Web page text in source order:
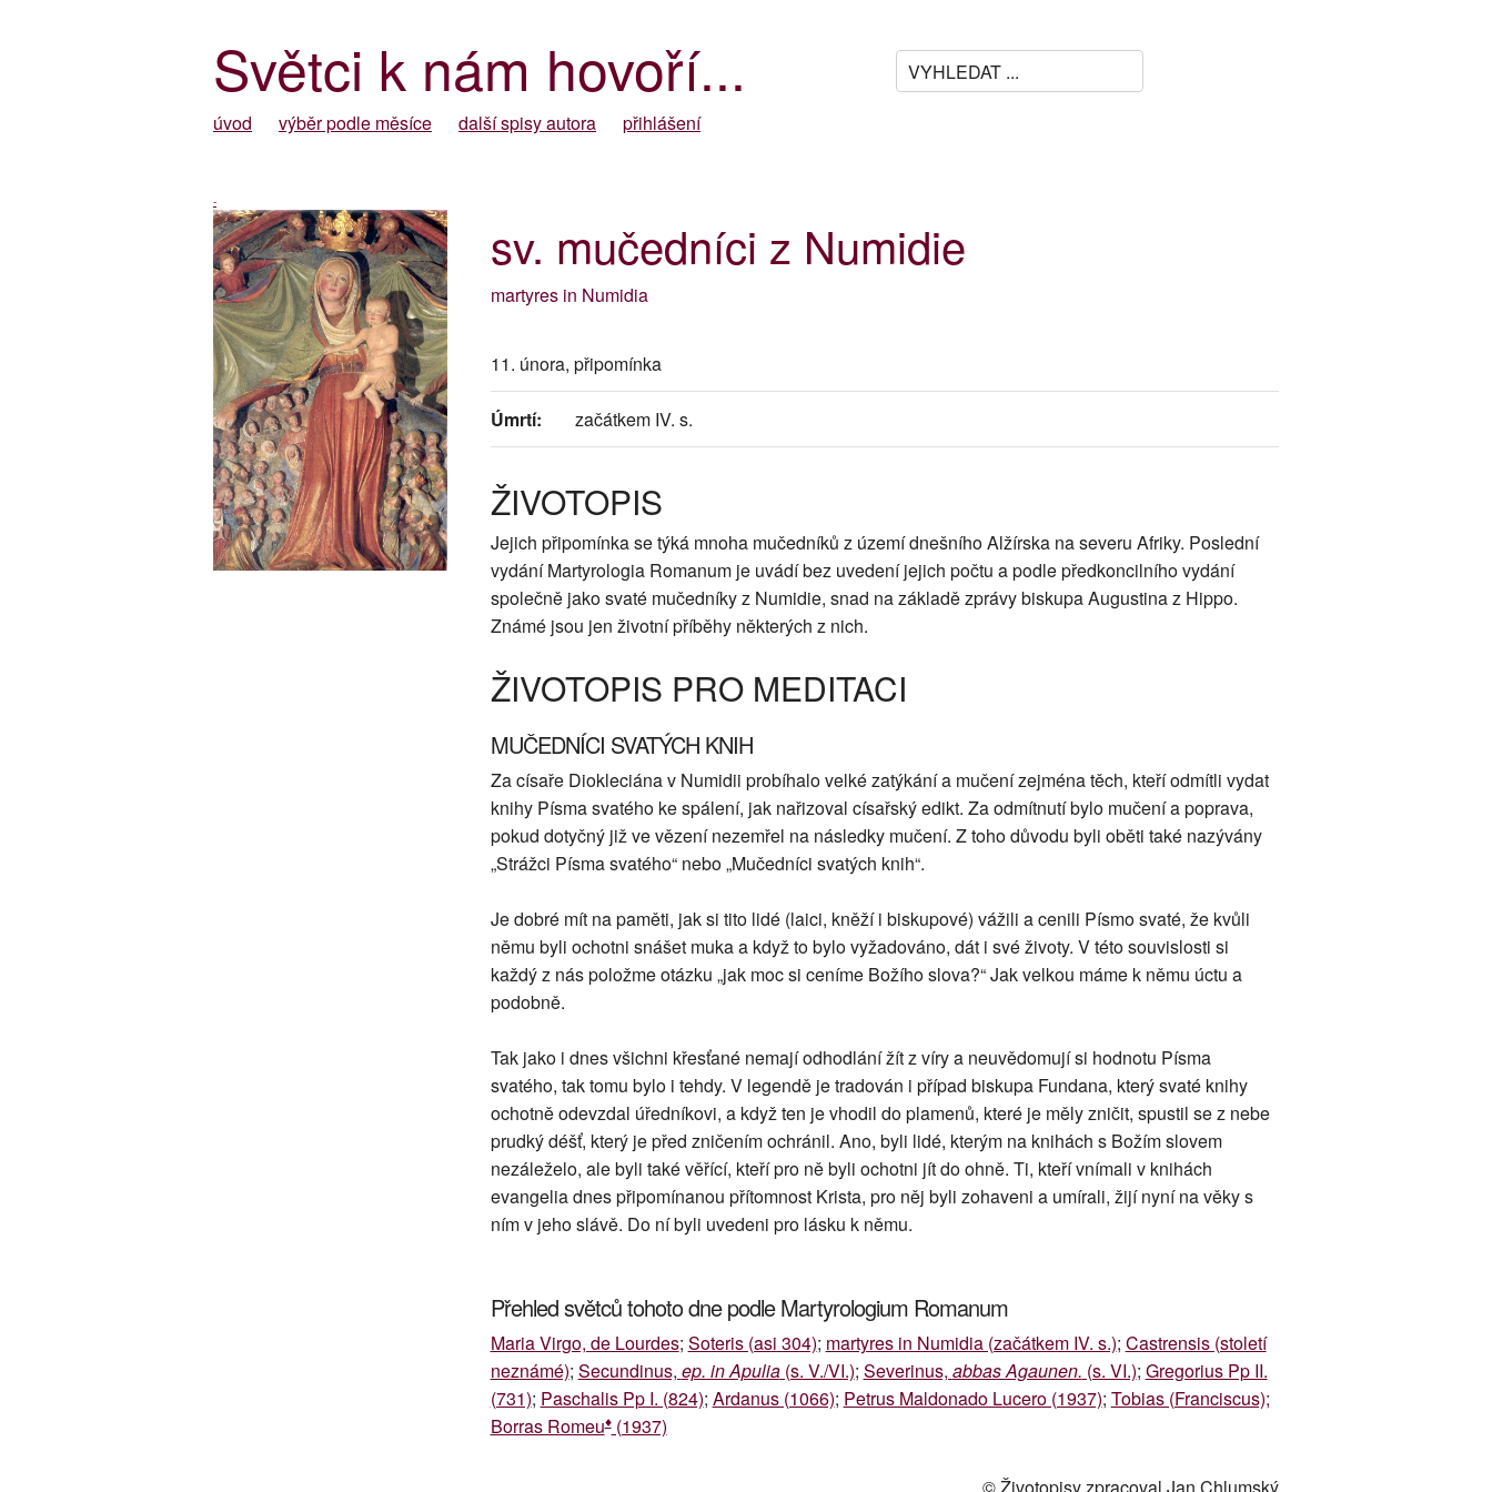
Světci k nám hovoří...
úvod výběr podle měsíce další spisy autora přihlášení
-
sv. mučedníci z Numidie
martyres in Numidia
11. února, připomínka
Úmrtí: začátkem IV. s.
ŽIVOTOPIS
Jejich připomínka se týká mnoha mučedníků z území dnešního Alžírska na severu Afriky. Poslední
vydání Martyrologia Romanum je uvádí bez uvedení jejich počtu a podle předkoncilního vydání
společně jako svaté mučedníky z Numidie, snad na základě zprávy biskupa Augustina z Hippo.
Známé jsou jen životní příběhy některých z nich.
ŽIVOTOPIS PRO MEDITACI
MUČEDNÍCI SVATÝCH KNIH
Za císaře Diokleciána v Numidii probíhalo velké zatýkání a mučení zejména těch, kteří odmítli vydat
knihy Písma svatého ke spálení, jak nařizoval císařský edikt. Za odmítnutí bylo mučení a poprava,
pokud dotyčný již ve vězení nezemřel na následky mučení. Z toho důvodu byli oběti také nazývány
„Strážci Písma svatého“ nebo „Mučedníci svatých knih“.
Je dobré mít na paměti, jak si tito lidé (laici, kněží i biskupové) vážili a cenili Písmo svaté, že kvůli
němu byli ochotni snášet muka a když to bylo vyžadováno, dát i své životy. V této souvislosti si
každý z nás položme otázku „jak moc si ceníme Božího slova?“ Jak velkou máme k němu úctu a
podobně.
Tak jako i dnes všichni křesťané nemají odhodlání žít z víry a neuvědomují si hodnotu Písma
svatého, tak tomu bylo i tehdy. V legendě je tradován i případ biskupa Fundana, který svaté knihy
ochotně odevzdal úředníkovi, a když ten je vhodil do plamenů, které je měly zničit, spustil se z nebe
prudký déšť, který je před zničením ochránil. Ano, byli lidé, kterým na knihách s Božím slovem
nezáleželo, ale byli také věřící, kteří pro ně byli ochotni jít do ohně. Ti, kteří vnímali v knihách
evangelia dnes připomínanou přítomnost Krista, pro něj byli zohaveni a umírali, žijí nyní na věky s
ním v jeho slávě. Do ní byli uvedeni pro lásku k němu.
Přehled světců tohoto dne podle Martyrologium Romanum
Maria Virgo, de Lourdes; Soteris (asi 304); martyres in Numidia (začátkem IV. s.); Castrensis (století
neznámé); Secundinus, ep. in Apulia(s. V./VI.); Severinus, abbas Agaunen. (s. VI.); Gregorius Pp II.
(731); Paschalis Pp I. (824); Ardanus (1066); Petrus Maldonado Lucero (1937); Tobias (Franciscus);
Borras Romeu♦(1937)